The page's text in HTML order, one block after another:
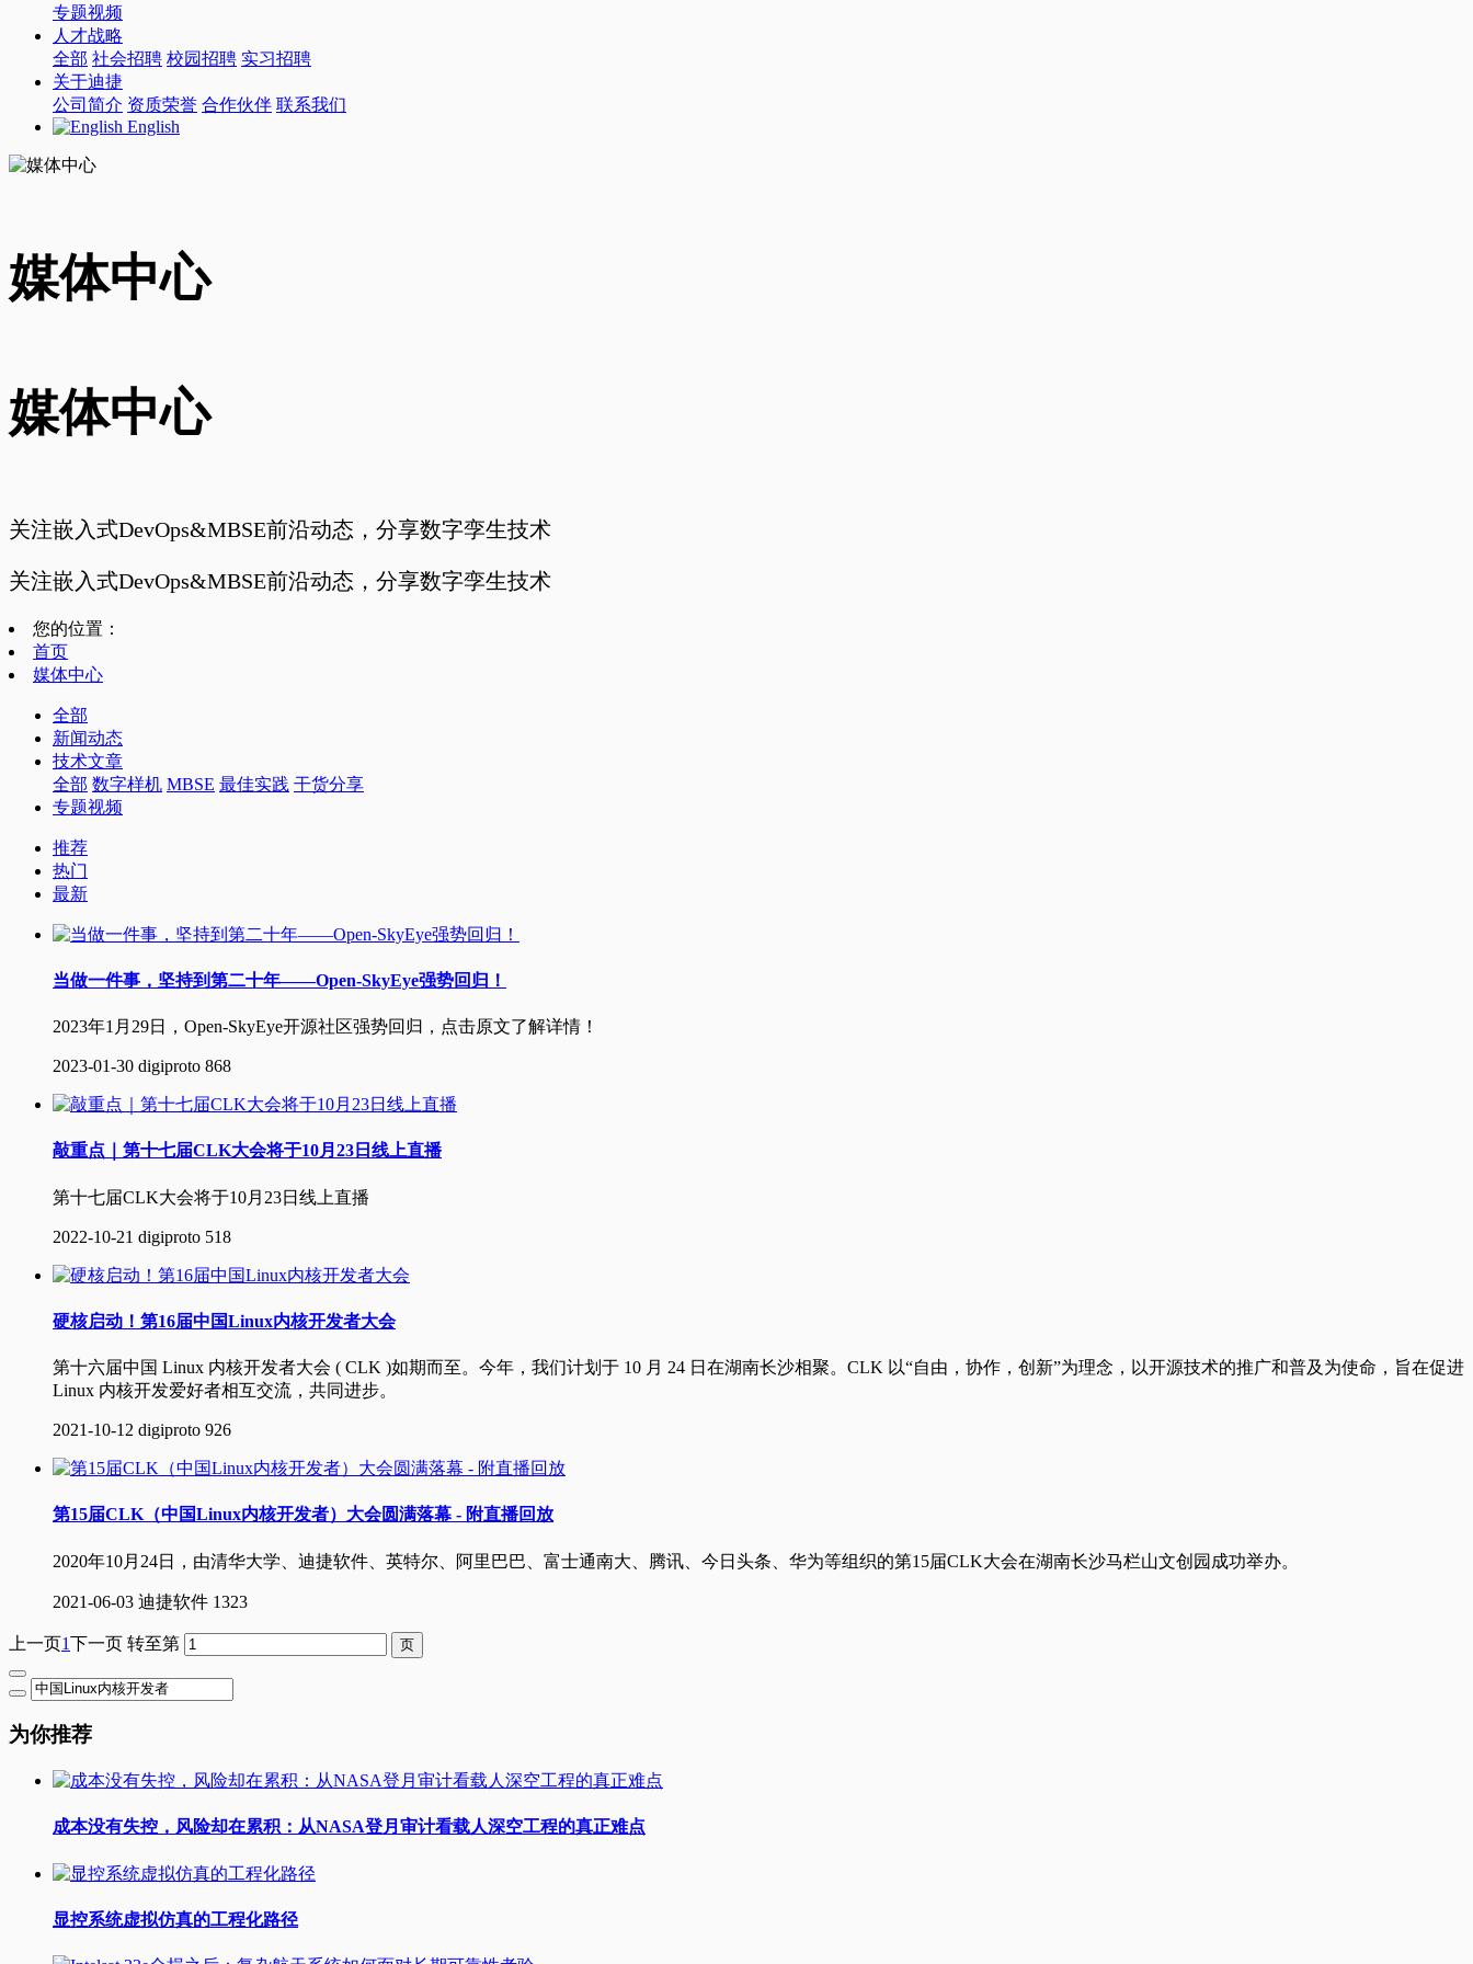
专题视频
人才战略
全部 社会招聘 校园招聘 实习招聘
关于迪捷
公司简介 资质荣誉 合作伙伴 联系我们
English
媒体中心
媒体中心
关注嵌入式DevOps&MBSE前沿动态，分享数字孪生技术
关注嵌入式DevOps&MBSE前沿动态，分享数字孪生技术
您的位置：
首页
媒体中心
全部
新闻动态
技术文章
全部 数字样机 MBSE 最佳实践 干货分享
专题视频
推荐
热门
最新
当做一件事，坚持到第二十年——Open-SkyEye强势回归！
2023年1月29日，Open-SkyEye开源社区强势回归，点击原文了解详情！
2023-01-30 digiproto 868
敲重点｜第十七届CLK大会将于10月23日线上直播
第十七届CLK大会将于10月23日线上直播
2022-10-21 digiproto 518
硬核启动！第16届中国Linux内核开发者大会
第十六届中国 Linux 内核开发者大会 ( CLK )如期而至。今年，我们计划于 10 月 24 日在湖南长沙相聚。CLK 以“自由，协作，创新”为理念，以开源技术的推广和普及为使命，旨在促进
Linux 内核开发爱好者相互交流，共同进步。
2021-10-12 digiproto 926
第15届CLK（中国Linux内核开发者）大会圆满落幕 - 附直播回放
2020年10月24日，由清华大学、迪捷软件、英特尔、阿里巴巴、富士通南大、腾讯、今日头条、华为等组织的第15届CLK大会在湖南长沙马栏山文创园成功举办。
2021-06-03 迪捷软件 1323
上一页1下一页 转至第
为你推荐
成本没有失控，风险却在累积：从NASA登月审计看载人深空工程的真正难点
显控系统虚拟仿真的工程化路径